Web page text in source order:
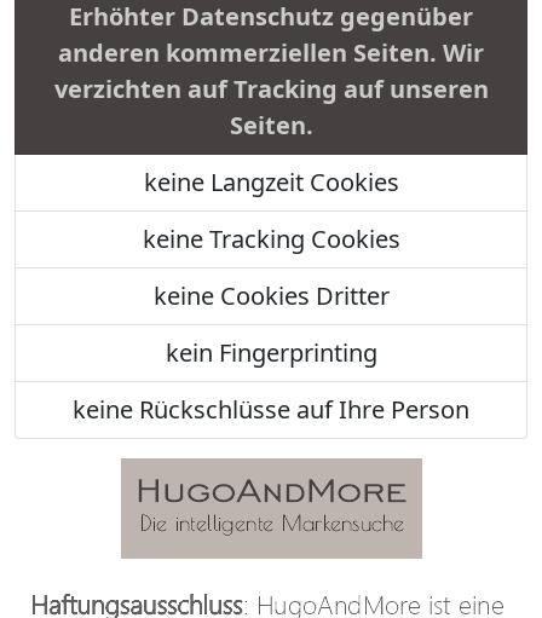
Erhöhter Datenschutz gegenüber
anderen kommerziellen Seiten. Wir
verzichten auf Tracking auf unseren
Seiten.
keine Langzeit Cookies
keine Tracking Cookies
keine Cookies Dritter
kein Fingerprinting
keine Rückschlüsse auf Ihre Person